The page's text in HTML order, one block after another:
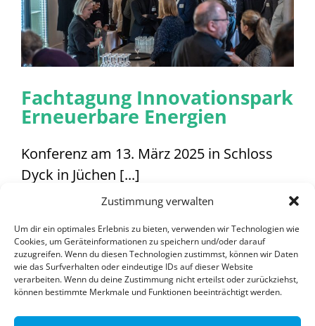
Zustimmung verwalten
Um dir ein optimales Erlebnis zu bieten, verwenden wir Technologien wie
Cookies, um Geräteinformationen zu speichern und/oder darauf
zuzugreifen. Wenn du diesen Technologien zustimmst, können wir Daten
wie das Surfverhalten oder eindeutige IDs auf dieser Website
verarbeiten. Wenn du deine Zustimmung nicht erteilst oder zurückziehst,
können bestimmte Merkmale und Funktionen beeinträchtigt werden.
Aktuelles
Fachtagung Innovationspark
Erneuerbare Energien
Konferenz am 13. März 2025 in Schloss
Dyck in Jüchen [...]
|
deaktiviert
für
Fachtagung
Innovationspark
Erneuerbare
Energien
Weiterlesen